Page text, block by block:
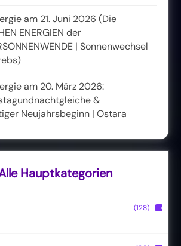
am 21. Juni 2026 (Die
ENERGIEN der
| Sonnenwechsel
am 20. März 2026:
&
Neujahrsbeginn | Ostara
Hauptkategorien
(128) ▶